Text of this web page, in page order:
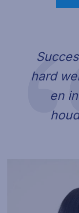
hard
en